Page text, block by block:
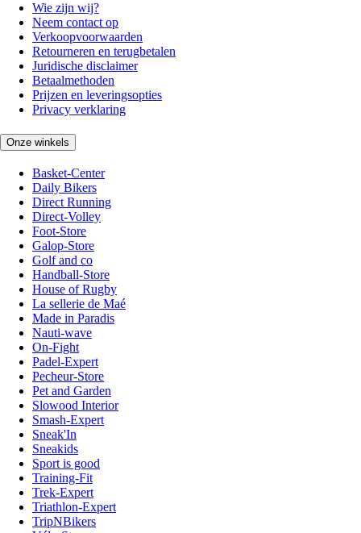
Wie zijn wij?
Neem contact op
Verkoopvoorwaarden
Retourneren en terugbetalen
Juridische disclaimer
Betaalmethoden
Prijzen en leveringsopties
Privacy verklaring
Onze winkels
Basket-Center
Daily Bikers
Direct Running
Direct-Volley
Foot-Store
Galop-Store
Golf and co
Handball-Store
House of Rugby
La sellerie de Maé
Made in Paradis
Nauti-wave
On-Fight
Padel-Expert
Pecheur-Store
Pet and Garden
Slowood Interior
Smash-Expert
Sneak'In
Sneakids
Sport is good
Training-Fit
Trek-Expert
Triathlon-Expert
TripNBikers